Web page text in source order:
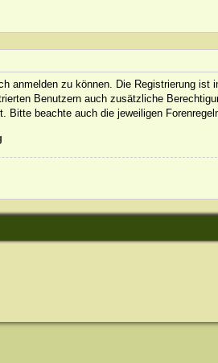
anmelden zu können. Die Registrierung
Benutzern auch zusätzliche
Bitte beachte auch die jeweiligen